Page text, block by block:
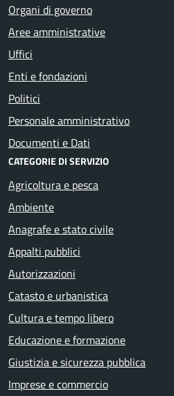
Organi di governo
Aree amministrative
Uffici
Enti e fondazioni
Politici
Personale amministrativo
Documenti e Dati
CATEGORIE DI SERVIZIO
Agricoltura e pesca
Ambiente
Anagrafe e stato civile
Appalti pubblici
Autorizzazioni
Catasto e urbanistica
Cultura e tempo libero
Educazione e formazione
Giustizia e sicurezza pubblica
Imprese e commercio